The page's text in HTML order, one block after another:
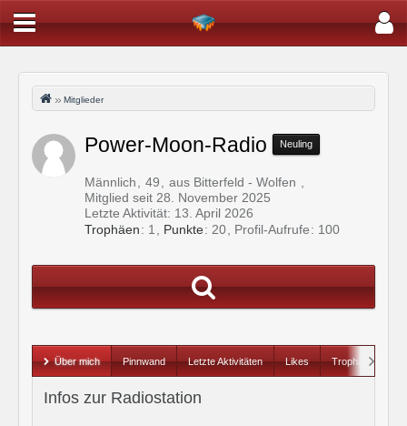
Mitglieder
Power-Moon-Radio Neuling
Männlich 49
aus Bitterfeld - Wolfen
Mitglied seit 28. November 2025
Letzte Aktivität: 13. April 2026
Trophäen
1 Punkte 20 Profil-Aufrufe 100
Über mich Pinnwand Letzte Aktivitäten Likes Trophäen
Infos zur Radiostation